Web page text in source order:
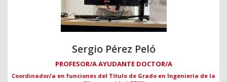
Sergio Pérez Peló
PROFESOR/A AYUDANTE DOCTOR/A
Coordinador/a en funciones del Título de Grado en Ingeniería de la